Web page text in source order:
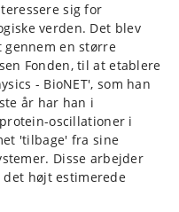
sig for
verden. Det blev
en større
Fonden, til at etablere
- BioNET', som han
år har han i
oscillationer i
'tilbage' fra sine
Disse arbejder
højt estimerede